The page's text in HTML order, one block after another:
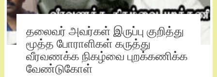
தலைவர் அவர்கள் இருப்பு குறித்து
மூத்த போராளிகள் கருத்து
வீரவணக்க நிகழ்வை புறக்கணிக்க
வேண்டுகோள்